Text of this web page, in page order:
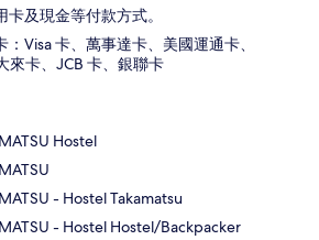
及現金等付款方式。
Visa 卡、萬事達卡、美國運通卡、
來卡、JCB 卡、銀聯卡
Hostel
- Hostel Takamatsu
- Hostel Hostel/Backpacker